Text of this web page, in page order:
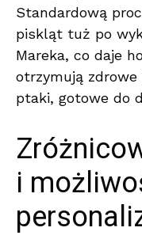
Standardową
piskląt tuż po
Mareka, co daje
otrzymują zdrowe
ptaki, gotowe do
i